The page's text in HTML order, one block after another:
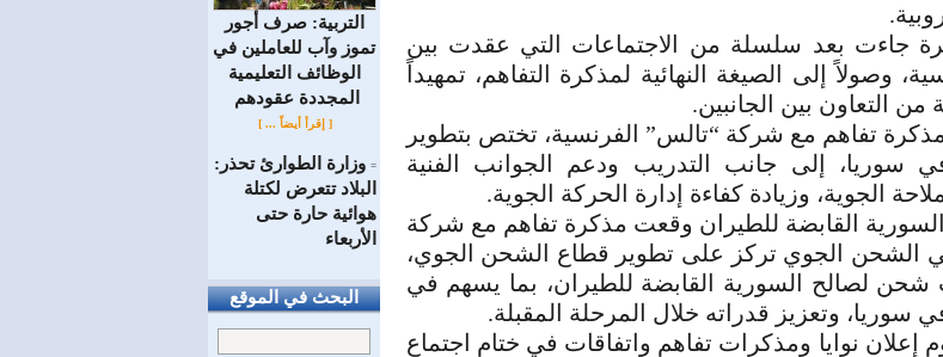
التربية: صرف أجور
تموز وآب للعاملين في
الوظائف ‏التعليمية
المجددة عقودهم ‏
[ إقرأ أيضاً ... ]
= وزارة الطوارئ تحذر:
البلاد تتعرض لكتلة
هوائية حارة حتى
الأربعاء
البحث في الموقع
جاءت بعد سلسلة من الاجتماعات التي عقدت بين
وصولاً إلى الصيغة النهائية لمذكرة التفاهم، تمهيداً
من التعاون بين الجانبين.
تفاهم مع شركة “تالس” الفرنسية، تختص بتطوير
سوريا، إلى جانب التدريب ودعم الجوانب الفنية
الجوية، وزيادة كفاءة إدارة الحركة الجوية.
القابضة للطيران وقعت مذكرة تفاهم مع شركة
الجوي تركز على تطوير قطاع الشحن الجوي،
لصالح السورية القابضة للطيران، بما يسهم في
وتعزيز قدراته خلال المرحلة المقبلة.
إعلان نوايا ومذكرات تفاهم واتفاقات في ختام اجتماع